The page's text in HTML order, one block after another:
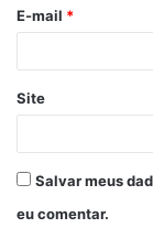
E-mail *
Site
Salvar meus
eu comentar.